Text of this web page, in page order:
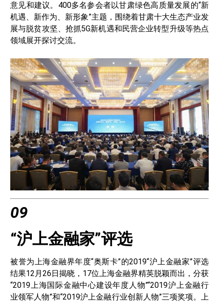
意见和建议。400多名参会者以甘肃绿色高质量发展的“新
机遇、新作为、新形象”主题，围绕着甘肃十大生态产业发
展与脱贫攻坚、抢抓5G新机遇和民营企业转型升级等热点
领域展开探讨交流。
09
“沪上金融家”评选
被誉为上海金融界年度“奥斯卡”的2019“沪上金融家”评选
结果12月26日揭晓，17位上海金融界精英脱颖而出，分获
“2019上海国际金融中心建设年度人物”“2019沪上金融行
业领军人物”和“2019沪上金融行业创新人物”三项奖项。上